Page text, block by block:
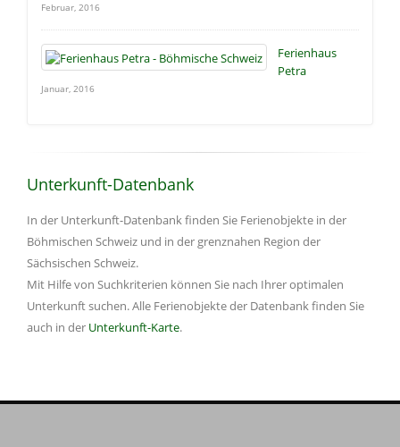
Februar, 2016
Ferienhaus
Petra
Januar, 2016
Unterkunft-Datenbank
In der Unterkunft-Datenbank finden Sie Ferienobjekte in der
Böhmischen Schweiz und in der grenznahen Region der
Sächsischen Schweiz.
Mit Hilfe von Suchkriterien können Sie nach Ihrer optimalen
Unterkunft suchen. Alle Ferienobjekte der Datenbank finden Sie
auch in der Unterkunft-Karte.